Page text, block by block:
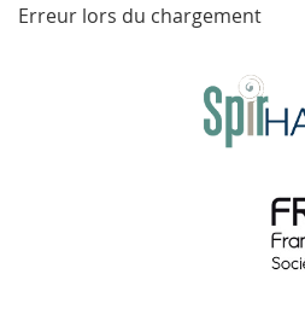
Erreur lors du chargement